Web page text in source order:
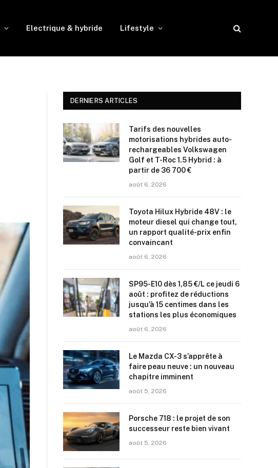
Electrique & hybride Lifestyle
DERNIERS ARTICLES
Tarifs des nouvelles
motorisations hybrides auto-
rechargeables Volkswagen
Golf et T-Roc 1.5 Hybrid : à
partir de 36 700 €
août 6, 2026
Toyota Hilux Hybride 48V : le
moteur diesel qui change tout,
un rapport qualité-prix enfin
convaincant
août 6, 2026
SP95-E10 dès 1,85 €/L ce jeudi 6
août : profitez de réductions
jusqu’à 15 centimes dans les
stations les plus économiques
août 6, 2026
Le Mazda CX-3 s’apprête à
faire peau neuve : un nouveau
chapitre imminent
août 5, 2026
Porsche 718 : le projet de son
successeur reste bien vivant
août 5, 2026